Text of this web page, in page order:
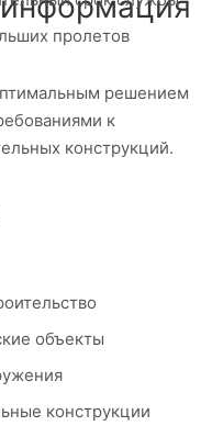
пролетов
решением
к
конструкций.
объекты
конструкции